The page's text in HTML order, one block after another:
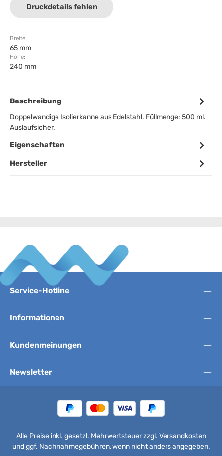
Druckdetails fehlen
Breite:
65 mm
Höhe:
240 mm
Beschreibung
Doppelwandige Isolierkanne aus Edelstahl. Füllmenge: 500 ml.
Auslaufsicher.
Eigenschaften
Hersteller
Service-Hotline
Informationen
Kundenmeinungen
Newsletter
Alle Preise inkl. gesetzl. Mehrwertsteuer zzgl. Versandkosten
und ggf. Nachnahmegebühren, wenn nicht anders angegeben.